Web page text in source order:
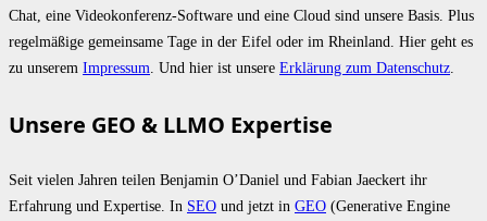
Chat, eine Videokonferenz-Software und eine Cloud sind unsere Basis. Plus
regelmäßige gemeinsame Tage in der Eifel oder im Rheinland. Hier geht es
zu unserem Impressum. Und hier ist unsere Erklärung zum Datenschutz.
Unsere GEO & LLMO Expertise
Seit vielen Jahren teilen Benjamin O’Daniel und Fabian Jaeckert ihr
Erfahrung und Expertise. In SEO und jetzt in GEO (Generative Engine